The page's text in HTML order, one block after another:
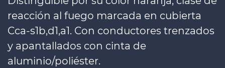
reacción al fuego marcada en cubierta
Cca-s1b,d1,a1. Con conductores trenzados
y apantallados con cinta de
aluminio/poliéster.